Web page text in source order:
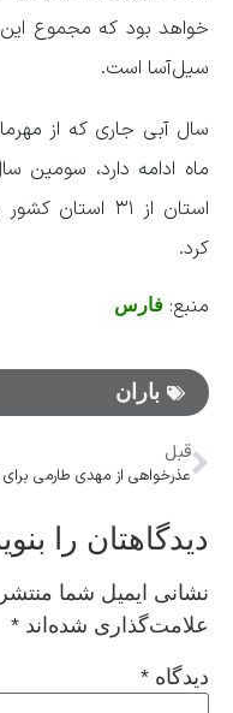
خواهد بود که مجموع
سیل‌آسا است.
استان از ۳۱
کرد.
منبع: فارس
باران
قبل
دیدگاهتان را
نشانی ایمیل شما
علامت‌گذاری شده‌اند *
دیدگاه *